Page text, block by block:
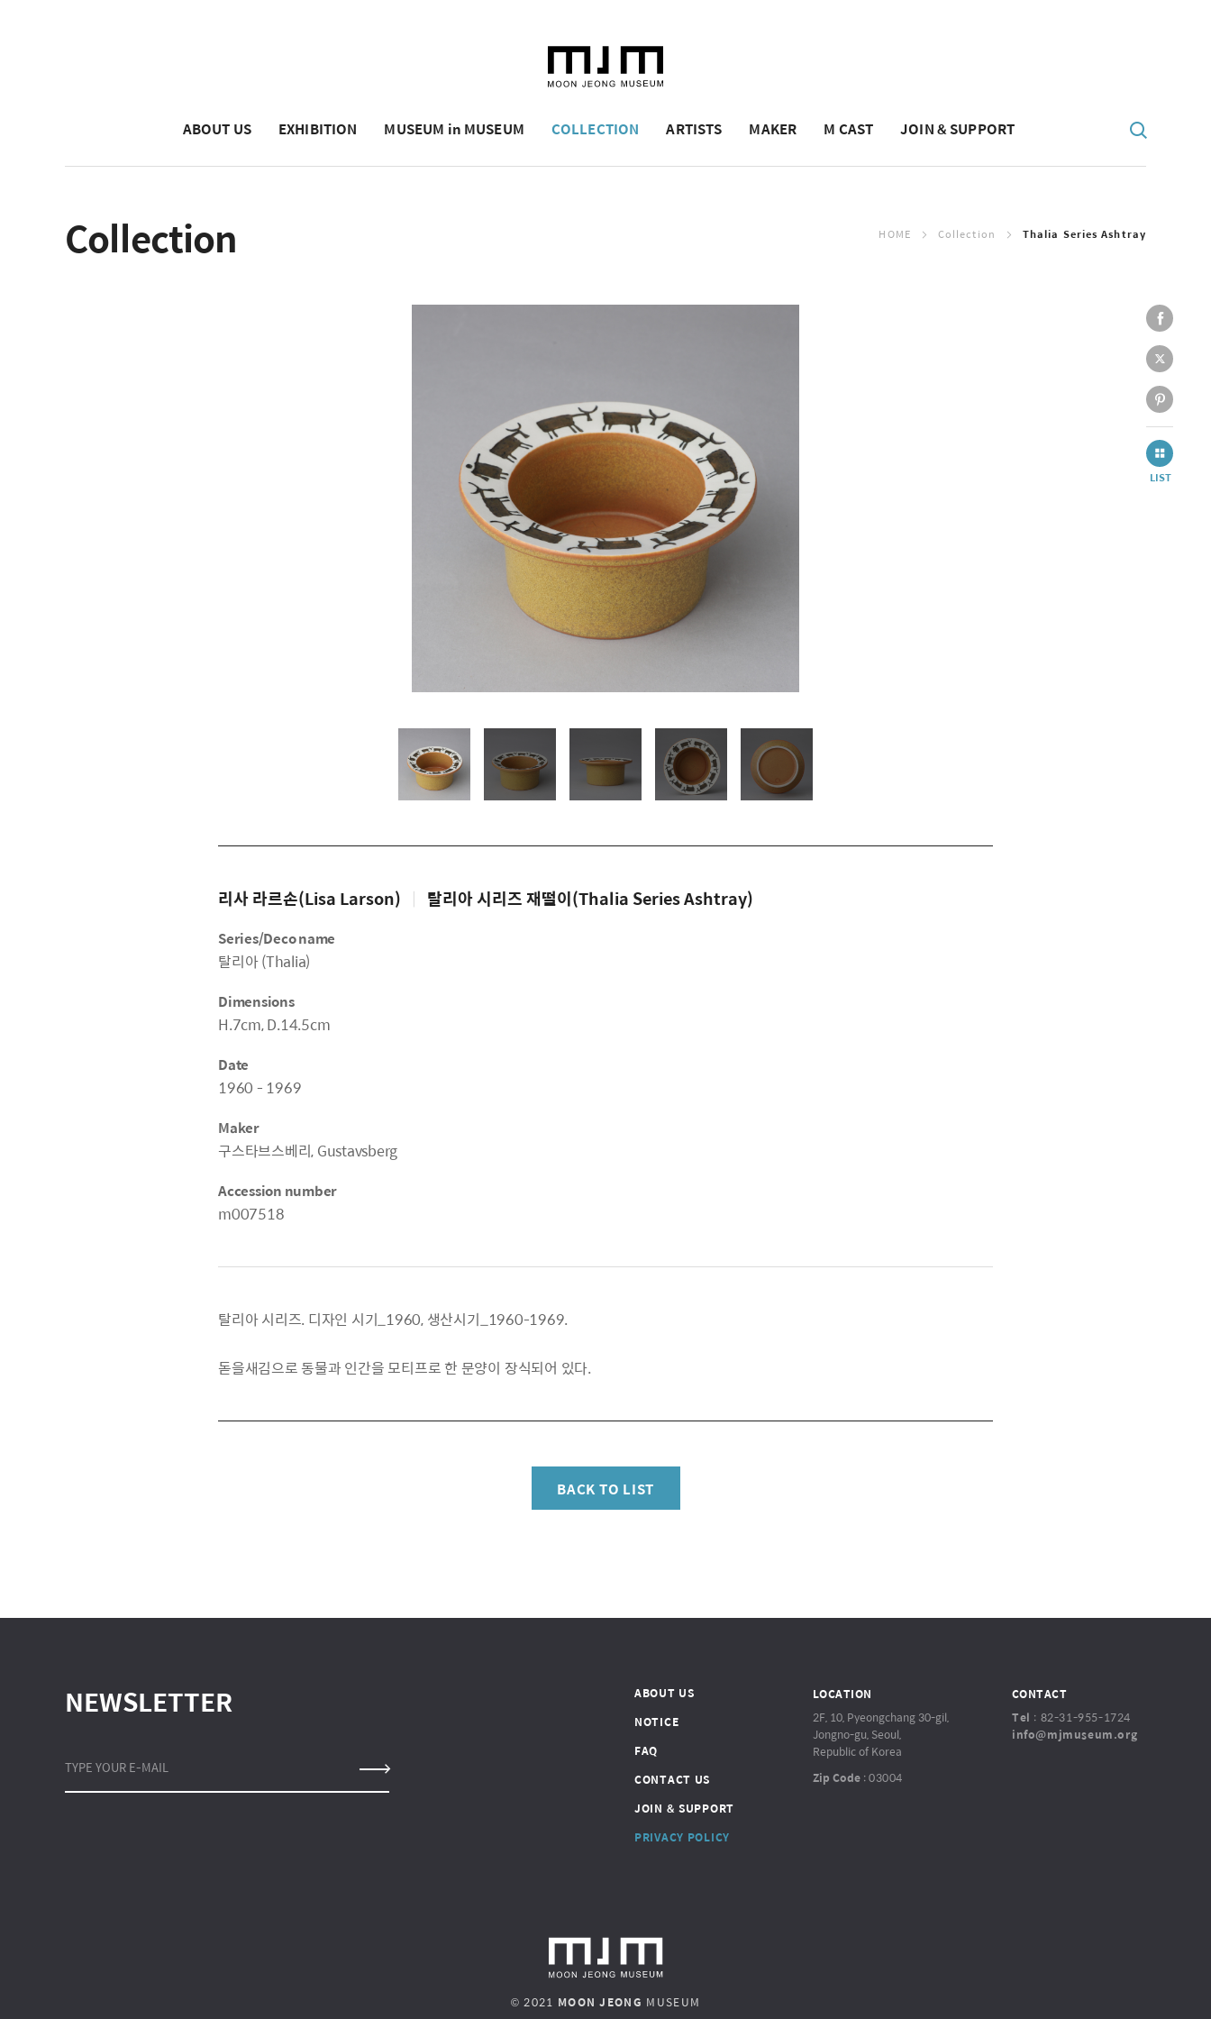
ABOUT US EXHIBITION MUSEUM in MUSEUM COLLECTION ARTISTS MAKER M CAST JOIN & SUPPORT
Collection HOME Collection Thalia Series Ashtray
리사 라르손(Lisa Larson) | 탈리아 시리즈 재떨이(Thalia Series Ashtray)
Series/Deco name
탈리아 (Thalia)
Dimensions
H.7cm, D.14.5cm
Date
1960 - 1969
Maker
구스타브스베리, Gustavsberg
Accession number
m007518
탈리아 시리즈. 디자인 시기_1960, 생산시기_1960-1969.
돋을새김으로 동물과 인간을 모티프로 한 문양이 장식되어 있다.
BACK TO LIST
NEWSLETTER
TYPE YOUR E-MAIL
ABOUT US
NOTICE
FAQ
CONTACT US
JOIN & SUPPORT
PRIVACY POLICY
LOCATION
2F, 10, Pyeongchang 30-gil,
Jongno-gu, Seoul,
Republic of Korea
Zip Code:03004
CONTACT
Tel : 82-31-955-1724
info@mjmuseum.org
© 2021 MOON JEONG MUSEUM